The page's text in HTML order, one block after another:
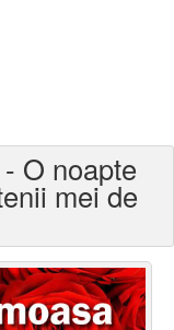
O noapte
mei de